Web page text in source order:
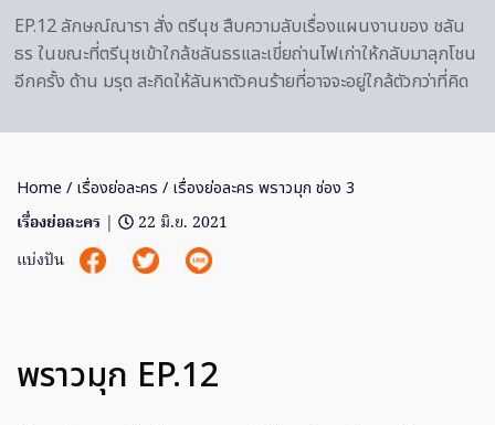
EP.12 ลักษณ์ณารา สั่ง ตรีนุช สืบความลับเรื่องแผนงานของ ชลัน
ธร ในขณะที่ตรีนุชเข้าใกล้ชลันธรและเขี่ยถ่านไฟเก่าให้กลับมาลุกโชน
อีกครั้ง ด้าน มรุต สะกิดให้ลันหาตัวคนร้ายที่อาจจะอยู่ใกล้ตัวกว่าที่คิด
Home / เรื่องย่อละคร / เรื่องย่อละคร พราวมุก ช่อง 3
เรื่องย่อละคร |
22 มิ.ย. 2021
แบ่งปัน
พราวมุก EP.12